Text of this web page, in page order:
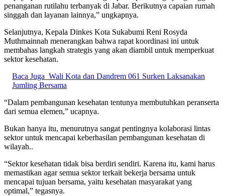
penanganan rutilahu terbanyak di Jabar. Berikutnya capaian rumah
singgah dan layanan lainnya,” ungkapnya.
Selanjutnya, Kepala Dinkes Kota Sukabumi Reni Rosyda
Muthmainnah menerangkan bahwa rapat koordinasi ini untuk
membahas langkah strategis yang akan diambil untuk memperkuat
sektor kesehatan.
Baca Juga Wali Kota dan Dandrem 061 Surken Laksanakan
Jumling Bersama
“Dalam pembangunan kesehatan tentunya membutuhkan peranserta
dari semua elemen,” ucapnya.
Bukan hanya itu, menurutnya sangat pentingnya kolaborasi lintas
sektor untuk mencapai keberhasilan pembangunan kesehatan di
wilayah..
“Sektor kesehatan tidak bisa berdiri sendiri. Karena itu, kami harus
memastikan agar semua sektor terkait bekerja bersama untuk
mencapai tujuan bersama, yaitu kesehatan masyarakat yang
optimal,” tegasnya.